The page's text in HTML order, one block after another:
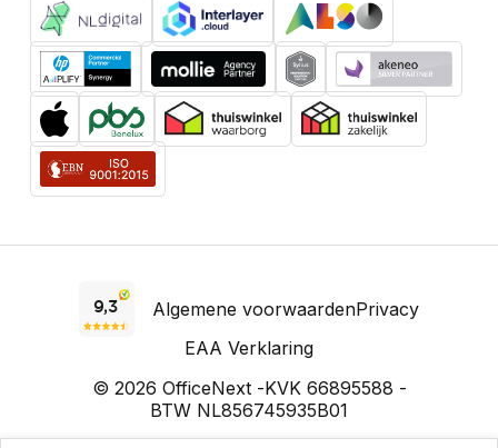
Algemene voorwaardenPrivacy
EAA Verklaring
© 2026 OfficeNext -KVK 66895588 -
BTW NL856745935B01